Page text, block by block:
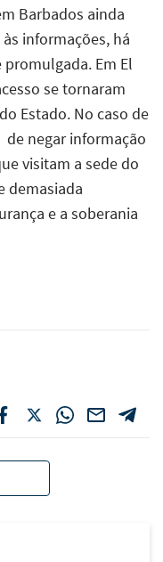
Barbados ainda
informações, há
Em El
se tornaram
Estado. No caso de
de negar informação
visitam a sede do
demasiada
e a soberania